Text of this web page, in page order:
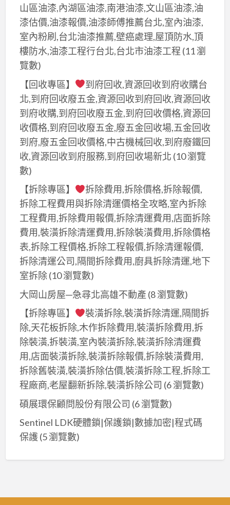
山區油漆,內湖區油漆,南港油漆,文山區油漆,油
漆估價,油漆報價,油漆師傅推薦台北,室內油漆,
室內粉刷,台北油漆推薦,壁癌處理,屋頂防水,頂
樓防水,油漆工程行台北,台北市油漆工程 (11 瀏
覽數)
【回收專區】
到府回收,資源回收到府收購台
北,到府回收廢五金,資源回收到府回收,資源回收
到府收購,到府回收廢五金,到府回收價格,資源回
收價格,到府回收廢五金,廢五金回收場,五金回收
到府,廢五金回收價格,中古機械回收,到府廢鐵回
收,資源回收到府服務,到府回收場新北 (10 瀏覽
數)
【拆除專區】
拆除費用,拆除價格,拆除報價,
拆除工程費用與拆除清運價格全攻略,室內拆除
工程費用,拆除費用報價,拆除清運費用,店面拆除
費用,裝潢拆除清運費用,拆除裝潢費用,拆除價格
表,拆除工程價格,拆除工程報價,拆除清運報價,
拆除清運公司,隔間拆除費用,廚具拆除清運,地下
室拆除(10 瀏覽數)
大岡山房屋─急尋北高雄不動產 (8 瀏覽數)
【拆除專區】
裝潢拆除,裝潢拆除清運,隔間拆
除,天花板拆除,木作拆除費用,裝潢拆除費用,拆
除裝潢,拆裝潢,室內裝潢拆除,裝潢拆除清運費
用,店面裝潢拆除,裝潢拆除報價,拆除裝潢費用,
拆除舊裝潢,裝潢拆除估價,裝潢拆除工程,拆除工
程廠商,老屋翻新拆除,裝潢拆除公司 (6 瀏覽數)
碩展環保顧問股份有限公司 (6 瀏覽數)
Sentinel LDK硬體鎖|保護鎖|數據加密|程式碼
保護(5 瀏覽數)